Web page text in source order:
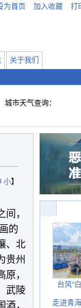
为首页 加入收藏 打
关于我们
城市天气查询：
小】
，
的
、北
贵州
，
武陵
，
台风“
走进青